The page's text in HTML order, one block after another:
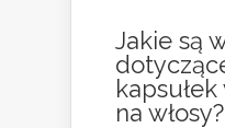
Jakie są
na włosy?